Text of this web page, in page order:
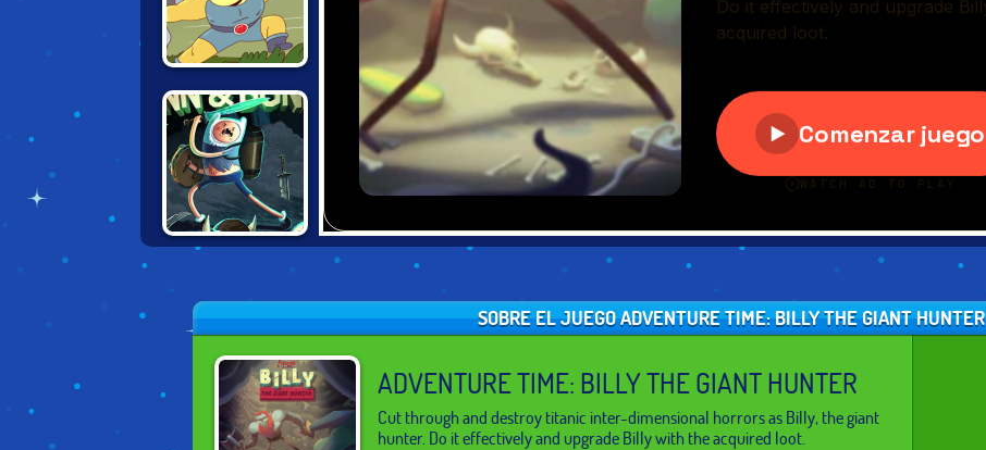
ROAR: LION-O'S
QUEST
ADVENTURE
BONES
SOBRE EL JUEGO ADVENTURE TIME: BILLY THE GIANT HUNTER
ADVENTURE TIME: BILLY THE GIANT HUNTER
Cut through and destroy titanic inter-dimensional horrors as Billy, the giant
hunter. Do it effectively and upgrade Billy with the acquired loot.